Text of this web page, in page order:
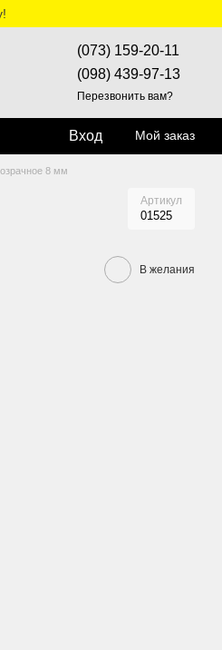
(073) 159-20-11
(098) 439-97-13
Перезвонить вам?
Вход Мой заказ
8 мм
Артикул
01525
В желания